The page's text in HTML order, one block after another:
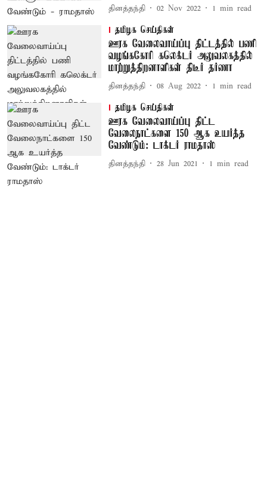
தினத்தந்தி 02 Nov 2022 1 min read
தமிழக செய்திகள்
ஊரக வேலைவாய்ப்பு திட்டத்தில் பணி
வழங்ககோரி கலெக்டர் அலுவலகத்தில்
மாற்றுத்திறனாளிகள் திடீர் தர்ணா
தினத்தந்தி 08 Aug 2022 1 min read
தமிழக செய்திகள்
ஊரக வேலைவாய்ப்பு திட்ட
வேலைநாட்களை 150 ஆக உயர்த்த
வேண்டும்: டாக்டர் ராமதாஸ்
தினத்தந்தி 28 Jun 2021 1 min read